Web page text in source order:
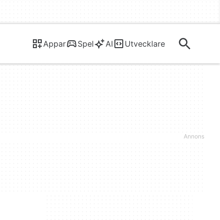
Appar Spel AI Utvecklare